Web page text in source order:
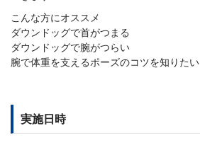
こんな方にオススメ
ダウンドッグで首がつまる
ダウンドッグで腕がつらい
腕で体重を支えるポーズのコツを知りたい
実施日時